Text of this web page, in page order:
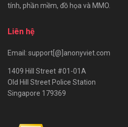
tính, phần mềm, đồ họa và MMO.
Liên hệ
Email: support[@]anonyviet.com
1409 Hill Street #01-01A
Old Hill Street Police Station
Singapore 179369